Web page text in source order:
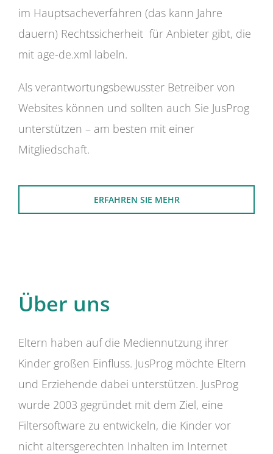
im Hauptsacheverfahren (das kann Jahre
dauern) Rechtssicherheit für Anbieter gibt, die
mit age-de.xml labeln.
Als verantwortungsbewusster Betreiber von
Websites können und sollten auch Sie JusProg
unterstützen – am besten mit einer
Mitgliedschaft.
ERFAHREN SIE MEHR
Über uns
Eltern haben auf die Mediennutzung ihrer
Kinder großen Einfluss. JusProg möchte Eltern
und Erziehende dabei unterstützen. JusProg
wurde 2003 gegründet mit dem Ziel, eine
Filtersoftware zu entwickeln, die Kinder vor
nicht altersgerechten Inhalten im Internet